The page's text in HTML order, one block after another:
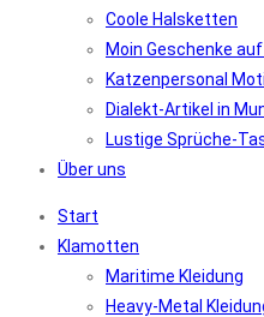
Coole Halsketten
Moin Geschenke
Katzenpersonal
Dialekt-Artikel in
Lustige Sprüche-
Über uns
Start
Klamotten
Maritime Kleidung
Heavy-Metal